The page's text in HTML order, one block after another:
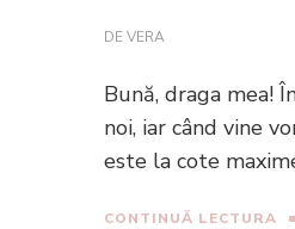
DEVERA
Bună, draga mea!
noi, iar când vine
este la cote
CONTINUĂ LECTURA